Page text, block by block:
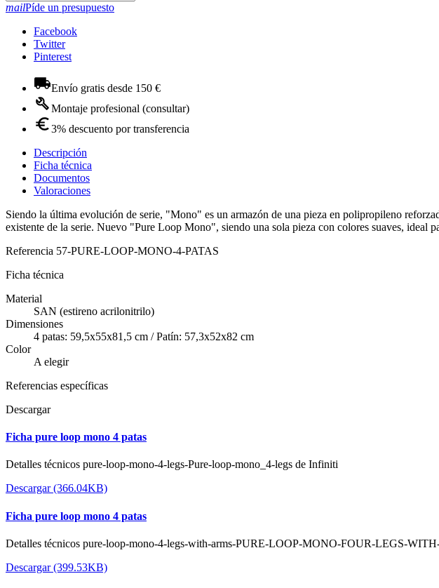
mailPíde un presupuesto
Facebook
Twitter
Pinterest
Envío gratis desde 150 €
Montaje profesional (consultar)
3% descuento por transferencia
Descripción
Ficha técnica
Documentos
Valoraciones
Siendo la última evolución de serie, "Mono" es un armazón de una pieza en polipropileno
existente de la serie. Nuevo "Pure Loop Mono", siendo una sola pieza con colores suaves, ideal
Referencia 57-PURE-LOOP-MONO-4-PATAS
Ficha técnica
Material
SAN (estireno acrilonitrilo)
Dimensiones
4 patas: 59,5x55x81,5 cm / Patín: 57,3x52x82 cm
Color
A elegir
Referencias específicas
Descargar
Ficha pure loop mono 4 patas
Detalles técnicos pure-loop-mono-4-legs-Pure-loop-mono_4-legs de Infiniti
Descargar (366.04KB)
Ficha pure loop mono 4 patas
Detalles técnicos pure-loop-mono-4-legs-with-arms-PURE-LOOP-MONO-FOUR-LEGS-
Descargar (399.53KB)